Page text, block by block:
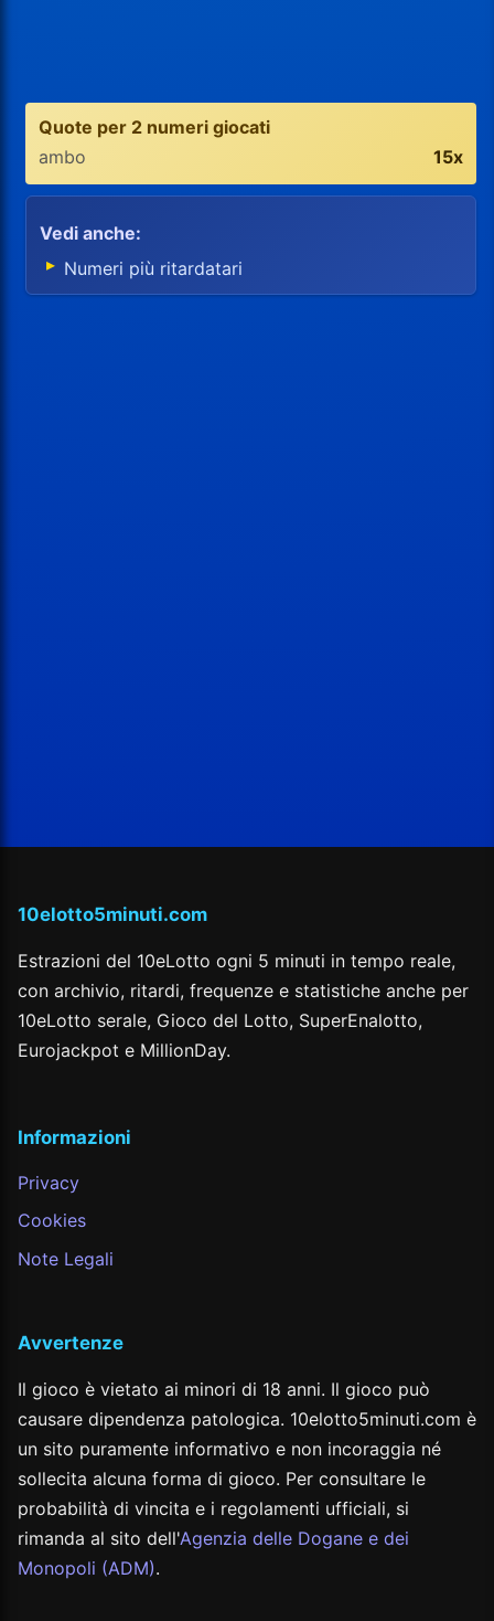
Quote per 2 numeri giocati
ambo
15x
Vedi anche:
Numeri più ritardatari
10elotto5minuti.com
Estrazioni del 10eLotto ogni 5 minuti in tempo reale,
con archivio, ritardi, frequenze e statistiche anche per
10eLotto serale, Gioco del Lotto, SuperEnalotto,
Eurojackpot e MillionDay.
Informazioni
Privacy
Cookies
Note Legali
Avvertenze
Il gioco è vietato ai minori di 18 anni. Il gioco può
causare dipendenza patologica. 10elotto5minuti.com è
un sito puramente informativo e non incoraggia né
sollecita alcuna forma di gioco. Per consultare le
probabilità di vincita e i regolamenti ufficiali, si
rimanda al sito dell'Agenzia delle Dogane e dei
Monopoli (ADM).